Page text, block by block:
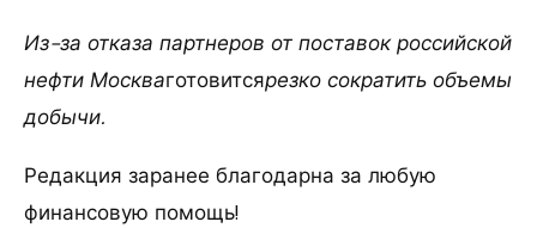
Из-за отказа партнеров от поставок российской
нефти Москваготовитсярезко сократить объемы
добычи.
Редакция заранее благодарна за любую
финансовую помощь!